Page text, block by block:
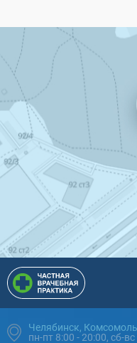
Челябинск,
пн-пт 8:00 - 20:00, сб-